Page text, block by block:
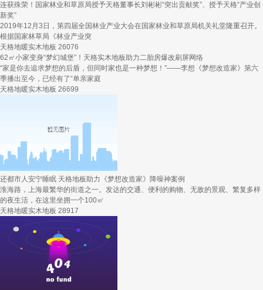
连获殊荣！国家林业和草原局授予天格董事长刘彬彬“突出贡献奖”、授予天格“产业创
新奖”
2019年12月3日，第四届全国林业产业大会在国家林业和草原局机关礼堂隆重召开。
根据国家林草局《林业产业突
天格地暖实木地板 26076
62㎡小家变身“梦幻城堡”！天格实木地板助力二胎房爆改刷屏网络
“家是你去追求梦想的后盾，但同时家也是一种梦想！”——李想《梦想改造家》第六
季播出至今，已经有了“单亲家庭
天格地暖实木地板 26699
还都市人安宁睡眠 天格地板助力《梦想改造家》降噪神案例
淮海路，上海最繁华的街道之一。发达的交通、便利的购物、无敌的景观、繁复多样
的夜生活，在这里坐拥一个100㎡
天格地暖实木地板 28917